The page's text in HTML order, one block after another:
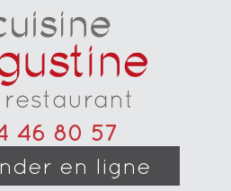
46 80 57
en ligne